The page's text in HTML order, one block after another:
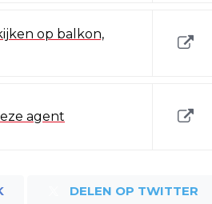
op balkon,
agent
DELEN OP TWITTER